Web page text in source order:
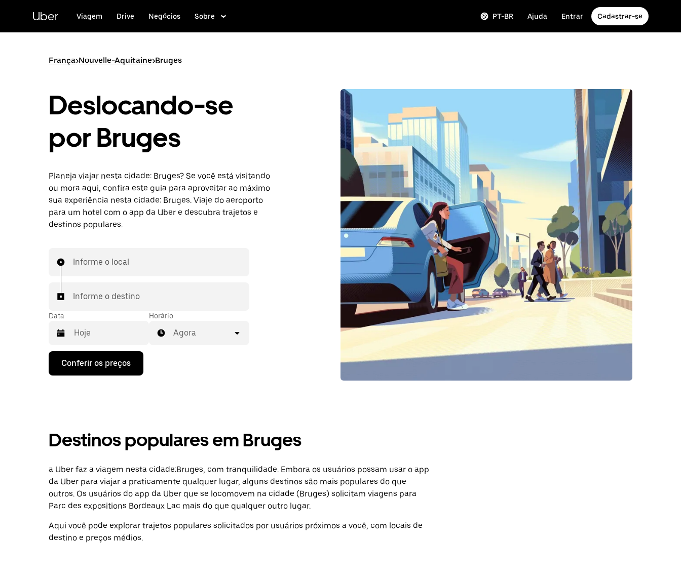
conteúdo
Uber Viagem Drive Negócios Sobre PT-BR Ajuda Entrar Cadastrar-se
França>Nouvelle-Aquitaine>Bruges
Deslocando-se
por Bruges
Planeja viajar nesta cidade: Bruges? Se você está visitando
ou mora aqui, confira este guia para aproveitar ao máximo
sua experiência nesta cidade: Bruges. Viaje do aeroporto
para um hotel com o app da Uber e descubra trajetos e
destinos populares.
Informe o local
Informe o destino
Data
Pressione
seta
calendário
e
uma
Pressione
a
tecla
para
fechar
o
Horário
Agora
Conferir os preços
Destinos populares em Bruges
a Uber faz a viagem nesta cidade:Bruges, com tranquilidade. Embora os usuários possam usar o app
da Uber para viajar a praticamente qualquer lugar, alguns destinos são mais populares do que
outros. ⁠Os usuários do app da Uber que se locomovem na cidade (Bruges) solicitam viagens para
Parc des expositions Bordeaux Lac mais do que qualquer outro lugar.
Aqui você pode explorar trajetos populares solicitados por usuários próximos a você, com locais de
destino e preços médios.